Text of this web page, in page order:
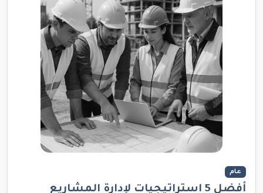
عام
أفضل 5 استراتيجيات لإدارة المشاريع